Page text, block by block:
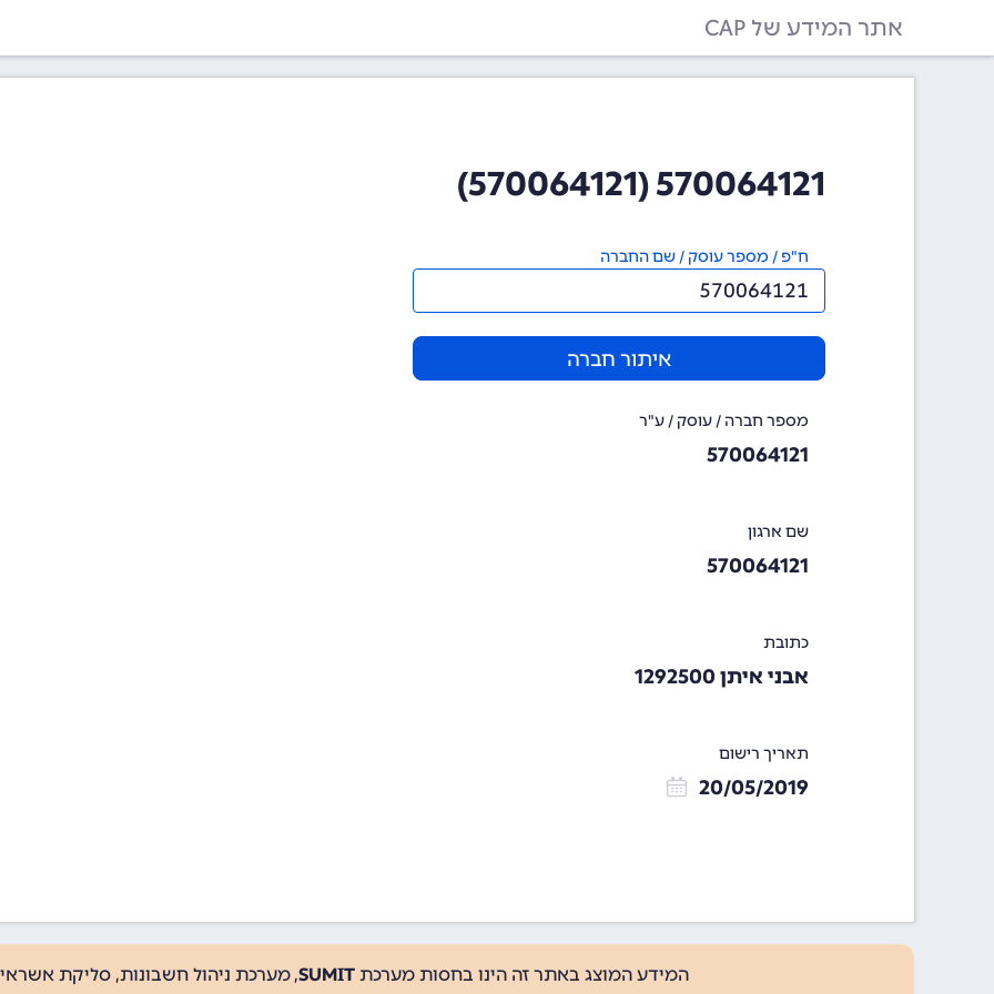
אתר המידע של CAP
570064121 (570064121)
ח"פ / מספר עוסק / שם החברה
איתור חברה
מספר חברה / עוסק / ע"ר
570064121
שם ארגון
570064121
כתובת
אבני איתן 1292500
תאריך רישום
20/05/2019
המידע המוצג באתר זה הינו בחסות מערכת SUMIT, מערכת ניהול חשבונות, סליקת